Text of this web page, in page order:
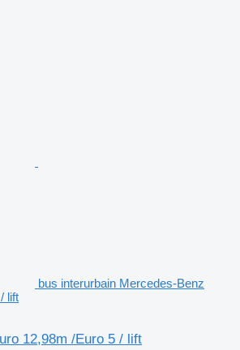
bus interurbain Mercedes-Benz
lift
12,98m /Euro 5 / lift